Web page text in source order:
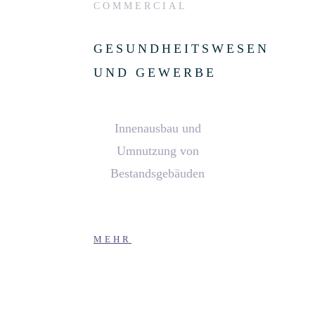
COMMERCIAL
GESUNDHEITSWESEN
UND GEWERBE
Innenausbau und
Umnutzung von
Bestandsgebäuden
MEHR